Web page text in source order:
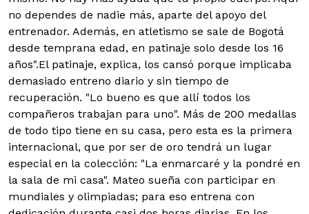
no dependes de nadie más, aparte del apoyo del
entrenador. Además, en atletismo se sale de Bogotá
desde temprana edad, en patinaje solo desde los 16
años".El patinaje, explica, los cansó porque implicaba
demasiado entreno diario y sin tiempo de
recuperación. "Lo bueno es que allí todos los
compañeros trabajan para uno". Más de 200 medallas
de todo tipo tiene en su casa, pero esta es la primera
internacional, que por ser de oro tendrá un lugar
especial en la colección: "La enmarcaré y la pondré en
la sala de mi casa". Mateo sueña con participar en
mundiales y olimpiadas; para eso entrena con